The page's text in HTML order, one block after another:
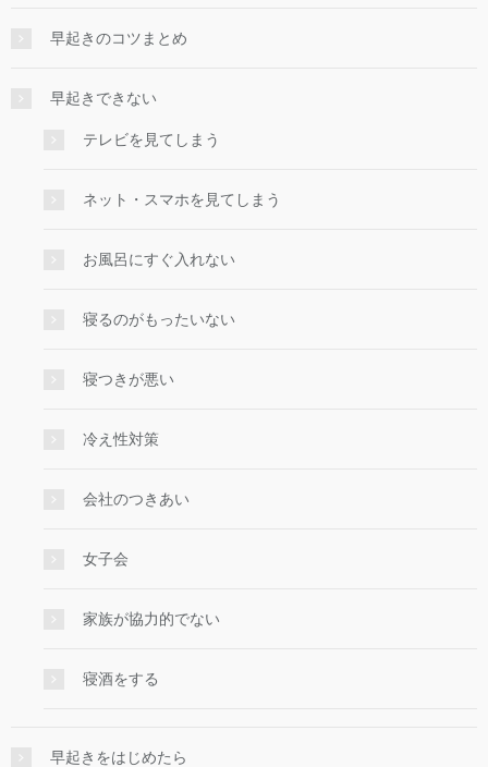
早起きのコツまとめ
早起きできない
テレビを見てしまう
ネット・スマホを見てしまう
お風呂にすぐ入れない
寝るのがもったいない
寝つきが悪い
冷え性対策
会社のつきあい
女子会
家族が協力的でない
寝酒をする
早起きをはじめたら